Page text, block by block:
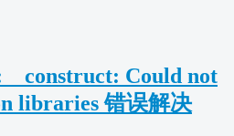
Could not
libraries 错误解决